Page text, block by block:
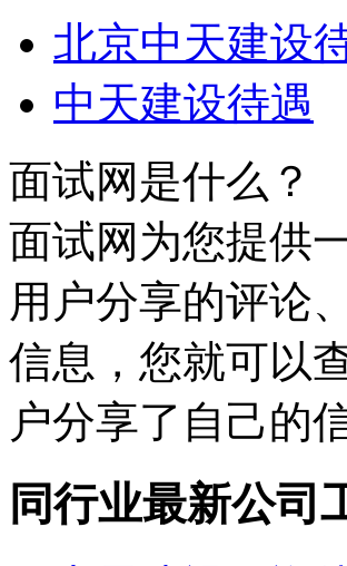
北京中天建设
中天建设待遇
面试网是什么？
面试网为您提供
用户分享的评论
信息，您就可以
户分享了自己的
同行业最新公司